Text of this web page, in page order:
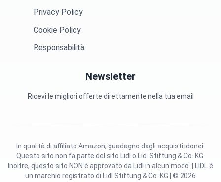
Privacy Policy
Cookie Policy
Responsabilità
Newsletter
Ricevi le migliori offerte direttamente nella tua email
Questo sito non fa parte del sito Lidl o Lidl Stiftung & Co. KG.
Inoltre, questo sito NON è approvato da Lidl in alcun modo. | LIDL è
un marchio registrato di Lidl Stiftung & Co. KG | © 2026
In qualità di affiliato Amazon, guadagno dagli acquisti idonei.